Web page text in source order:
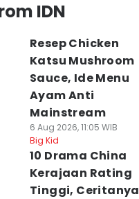
IDN
Resep Chicken
Katsu Mushroom
Sauce, Ide Menu
Ayam Anti
Mainstream
6 Aug 2026, 11:05 WIB
Big Kid
10 Drama China
Kerajaan Rating
Tinggi, Ceritanya